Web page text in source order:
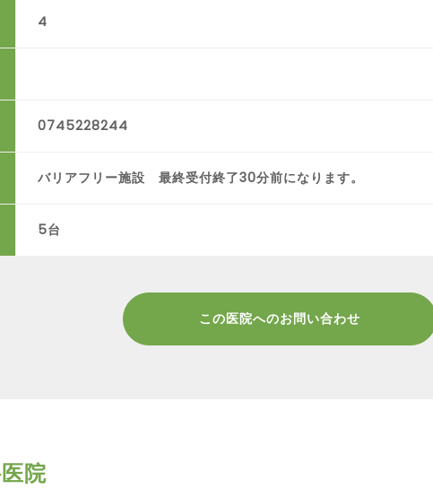
4
0745228244
バリアフリー施設 最終受付終了30分前になります。
5台
この医院へのお問い合わせ
院